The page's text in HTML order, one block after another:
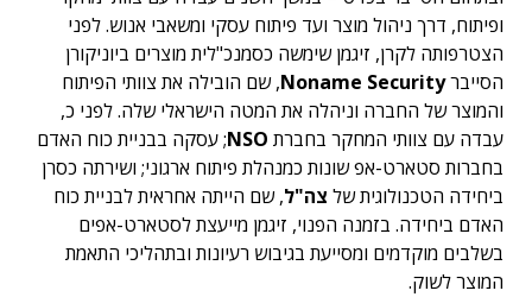
ופיתוח, דרך ניהול מוצר ועד פיתוח עסקי ומשאבי אנוש. לפני
הצטרפותה לקרן, זיגמן שימשה כסמנכ"לית מוצרים ביוניקורן
הסייברNoname Security, שם הובילה את צוותי הפיתוח
והמוצר של החברה וניהלה את המטה הישראלי שלה. לפני כ,
עבדה עם צוותי המחקר בחברת NSO; עסקה בבניית כוח האדם
בחברות סטארט-אפ שונות כמנהלת פיתוח ארגוני; ושירתה כסרן
ביחידה הטכנולוגית של צה"ל, שם הייתה אחראית לבניית כוח
האדם ביחידה. בזמנה הפנוי, זיגמן מייעצת לסטארט-אפים
בשלבים מוקדמים ומסייעת בגיבוש רעיונות ובתהליכי התאמת
המוצר לשוק.